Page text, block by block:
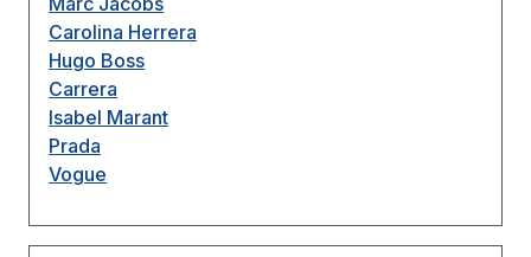
Carolina Herrera
Hugo Boss
Carrera
Isabel Marant
Prada
Vogue